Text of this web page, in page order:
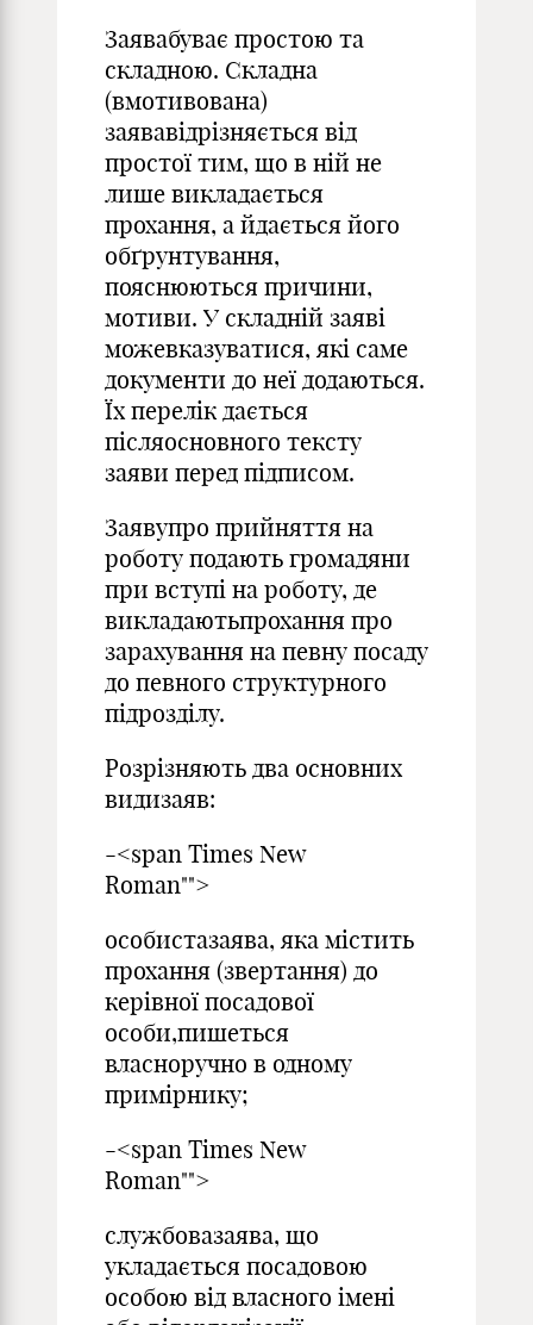
Заявабуває простою та
складною. Складна
(вмотивована)
заявавідрізняється від
простої тим, що в ній не
лише викладається
прохання, а йдається його
обґрунтування,
пояснюються причини,
мотиви. У складній заяві
можевказуватися, які саме
документи до неї додаються.
Їх перелік дається
післяосновного тексту
заяви перед підписом.
Заявупро прийняття на
роботу подають громадяни
при вступі на роботу, де
викладаютьпрохання про
зарахування на певну посаду
до певного структурного
підрозділу.
Розрізняють два основних
видизаяв:
-<span Times New
Roman"">
особистазаява, яка містить
прохання (звертання) до
керівної посадової
особи,пишеться
власноручно в одному
примірнику;
-<span Times New
Roman"">
службовазаява, що
укладається посадовою
особою від власного імені